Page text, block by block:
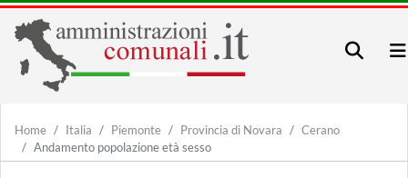
Home Italia Piemonte Provincia di Novara
Cerano
Andamento popolazione età sesso